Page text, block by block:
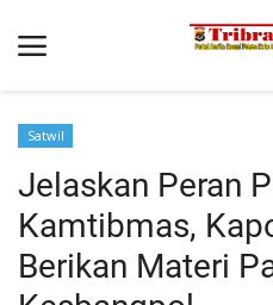
Beranda
Terms & Conditions
Pengamanan di Pelabuhan
Binkam
Satwil
Jelaskan Peran
Kamtibmas,
Berikan Materi